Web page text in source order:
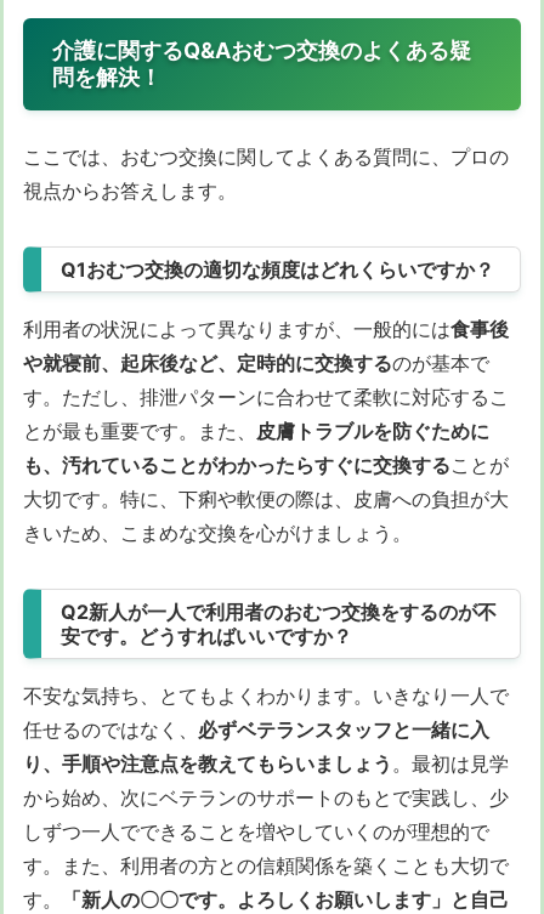
介護に関するQ&Aおむつ交換のよくある疑
問を解決！
ここでは、おむつ交換に関してよくある質問に、プロの
視点からお答えします。
Q1おむつ交換の適切な頻度はどれくらいですか？
利用者の状況によって異なりますが、一般的には食事後
や就寝前、起床後など、定時的に交換するのが基本で
す。ただし、排泄パターンに合わせて柔軟に対応するこ
とが最も重要です。また、 皮膚トラブルを防ぐために
も、汚れていることがわかったらすぐに交換することが
大切です。特に、下痢や軟便の際は、皮膚への負担が大
きいため、こまめな交換を心がけましょう。
Q2新人が一人で利用者のおむつ交換をするのが不
安です。どうすればいいですか？
不安な気持ち、とてもよくわかります。いきなり一人で
任せるのではなく、 必ずベテランスタッフと一緒に入
り、手順や注意点を教えてもらいましょう 。最初は見学
から始め、次にベテランのサポートのもとで実践し、少
しずつ一人でできることを増やしていくのが理想的で
す。また、利用者の方との信頼関係を築くことも大切で
す。
「新人の〇〇です。よろしくお願いします」と自己